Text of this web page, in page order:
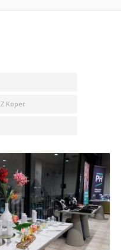
Koper